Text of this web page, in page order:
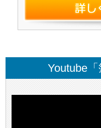
Youtube「